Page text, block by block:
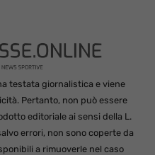
testata giornalistica e viene
Pertanto, non può essere
editoriale ai sensi della L.
errori, non sono coperte da
a rimuoverle nel caso